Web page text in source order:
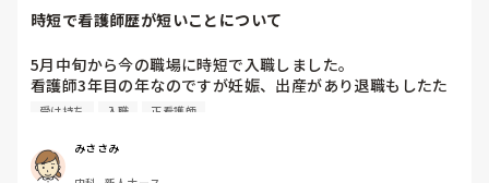
③ 自分への自信のなさ
* ミスをすると必要以上に引きずる
* 「ちゃんとできているのかな」と不安になる
* 周りと比べてしまう
時短で看護師歴が短いことについて
5月中旬から今の職場に時短で入職しました。
看護師3年目の年なのですが妊娠、出産があり退職もしたた
め歴は一年ほどです。
とエージェントに言われて入りました。
時短でも受け持ちをするものだと思っていたのですが受け持
受け持ち 入職 正看護師
みささみ